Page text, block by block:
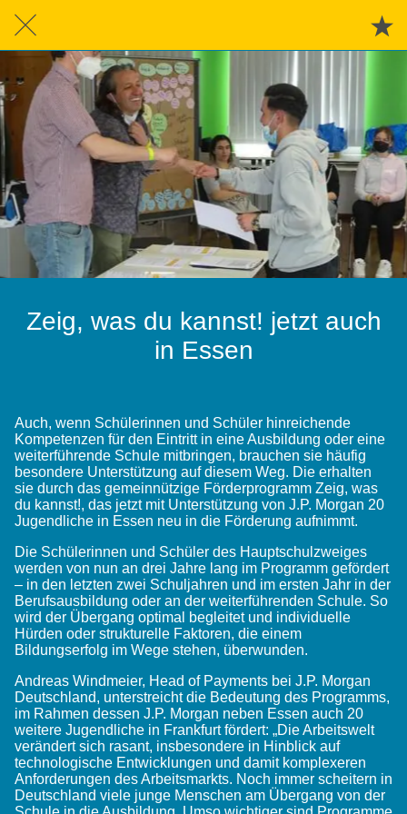
Zeig, was du kannst! jetzt auch
in Essen
Auch, wenn Schülerinnen und Schüler hinreichende
Kompetenzen für den Eintritt in eine Ausbildung oder eine
weiterführende Schule mitbringen, brauchen sie häufig
besondere Unterstützung auf diesem Weg. Die erhalten
sie durch das gemeinnützige Förderprogramm Zeig, was
du kannst!, das jetzt mit Unterstützung von J.P. Morgan 20
Jugendliche in Essen neu in die Förderung aufnimmt.
Die Schülerinnen und Schüler des Hauptschulzweiges
werden von nun an drei Jahre lang im Programm gefördert
– in den letzten zwei Schuljahren und im ersten Jahr in der
Berufsausbildung oder an der weiterführenden Schule. So
wird der Übergang optimal begleitet und individuelle
Hürden oder strukturelle Faktoren, die einem
Bildungserfolg im Wege stehen, überwunden.
Andreas Windmeier, Head of Payments bei J.P. Morgan
Deutschland, unterstreicht die Bedeutung des Programms,
im Rahmen dessen J.P. Morgan neben Essen auch 20
weitere Jugendliche in Frankfurt fördert: „Die Arbeitswelt
verändert sich rasant, insbesondere in Hinblick auf
technologische Entwicklungen und damit komplexeren
Anforderungen des Arbeitsmarkts. Noch immer scheitern in
Deutschland viele junge Menschen am Übergang von der